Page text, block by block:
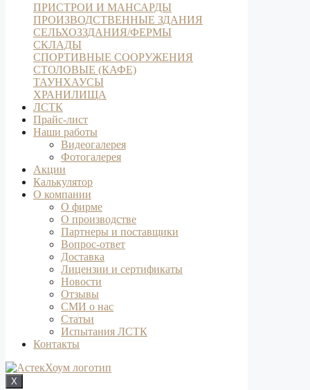
ПРИСТРОИ И МАНСАРДЫ
ПРОИЗВОДСТВЕННЫЕ ЗДАНИЯ
СЕЛЬХОЗЗДАНИЯ/ФЕРМЫ
СКЛАДЫ
СПОРТИВНЫЕ СООРУЖЕНИЯ
СТОЛОВЫЕ (КАФЕ)
ТАУНХАУСЫ
ХРАНИЛИЩА
ЛСТК
Прайс-лист
Наши работы
Видеогалерея
Фотогалерея
Акции
Калькулятор
О компании
О фирме
О производстве
Партнеры и поставщики
Вопрос-ответ
Доставка
Лицензии и сертификаты
Новости
Отзывы
СМИ о нас
Статьи
Испытания ЛСТК
Контакты
X